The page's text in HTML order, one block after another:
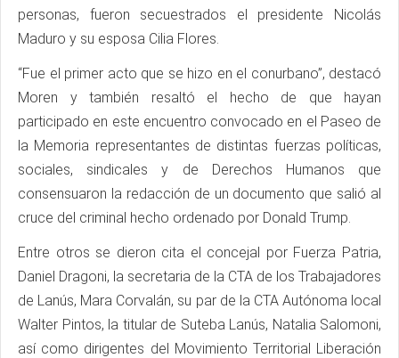
personas, fueron secuestrados el presidente Nicolás
Maduro y su esposa Cilia Flores.
“Fue el primer acto que se hizo en el conurbano”, destacó
Moren y también resaltó el hecho de que hayan
participado en este encuentro convocado en el Paseo de
la Memoria representantes de distintas fuerzas políticas,
sociales, sindicales y de Derechos Humanos que
consensuaron la redacción de un documento que salió al
cruce del criminal hecho ordenado por Donald Trump.
Entre otros se dieron cita el concejal por Fuerza Patria,
Daniel Dragoni, la secretaria de la CTA de los Trabajadores
de Lanús, Mara Corvalán, su par de la CTA Autónoma local
Walter Pintos, la titular de Suteba Lanús, Natalia Salomoni,
así como dirigentes del Movimiento Territorial Liberación